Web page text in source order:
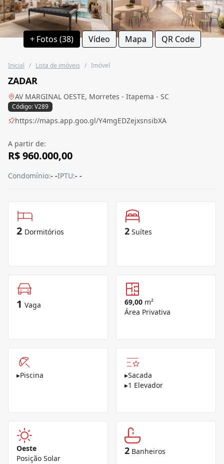
+ Fotos (38) Vídeo Mapa QR Code
Inicial / Lista de imóveis / Imóvel
ZADAR
AV MARGINAL OESTE, Morretes - Itapema - SC
Código: V289
https://maps.app.goo.gl/Y4mgEDZejxsnsibXA
A partir de:
R$ 960.000,00
Condomínio:- -IPTU:- -
2 Dormitórios 2 Suítes
1 Vaga 69,00 m²
Área Privativa
▸Piscina ▸Sacada
▸1 Elevador
Oeste
Posição Solar
2 Banheiros